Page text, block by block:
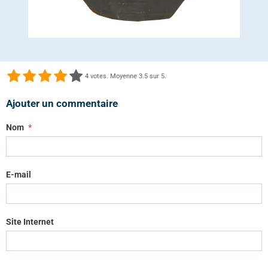
4 votes. Moyenne 3.5 sur 5.
Ajouter un commentaire
Nom
E-mail
Site Internet